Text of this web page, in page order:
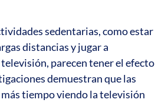
sedentarias, como estar
distancias y jugar a
parecen tener el efecto
demuestran que las
más tiempo viendo la televisión